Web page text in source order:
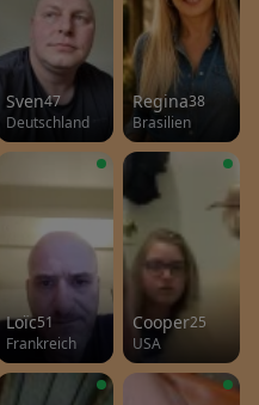
Sven47
Deutschland
Regina38
Brasilien
Loïc51
Frankreich
Cooper25
USA